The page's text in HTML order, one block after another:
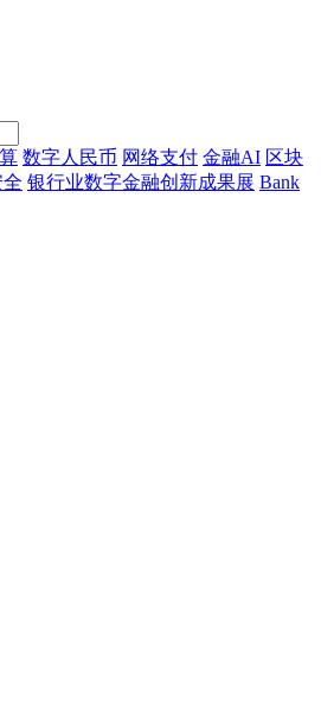
数字人民币 网络支付 金融AI 区块
银行业数字金融创新成果展 Bank